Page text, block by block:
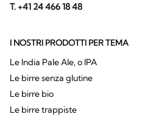
T. +41 24 466 18 48
I NOSTRI PRODOTTI PER TEMA
Le India Pale Ale, o IPA
Le birre senza glutine
Le birre bio
Le birre trappiste